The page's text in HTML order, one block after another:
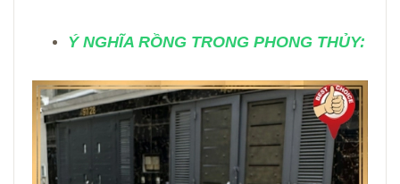
Ý NGHĨA RỒNG TRONG PHONG THỦY: